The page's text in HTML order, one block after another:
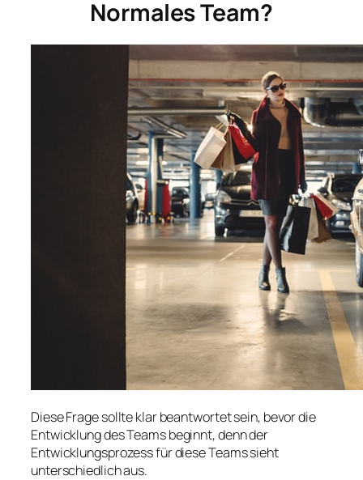
Normales Team?
Diese Frage sollte klar beantwortet sein, bevor die
Entwicklung des Teams beginnt, denn der
Entwicklungsprozess für diese Teams sieht
unterschiedlich aus.